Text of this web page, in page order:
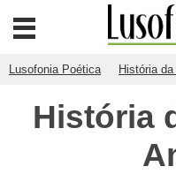
Lusofonia Poética História
História